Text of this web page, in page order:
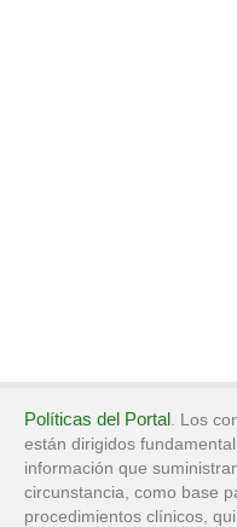
Políticas del Portal. Los
están dirigidos
información que
circunstancia, como base
procedimientos clínicos,